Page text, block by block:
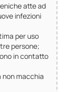
atte ad
infezioni
per uso
persone;
in contatto
non macchia